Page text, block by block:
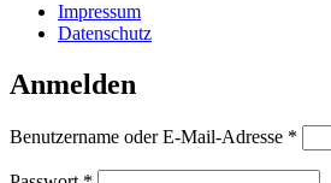
Impressum
Datenschutz
Anmelden
Benutzername oder E-Mail-Adresse *